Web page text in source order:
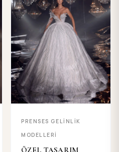
PRENSES GELİNLİK
MODELLERİ
ÖZEL TASARIM